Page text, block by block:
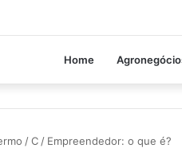
Home
/C / Empreendedor: o que é?